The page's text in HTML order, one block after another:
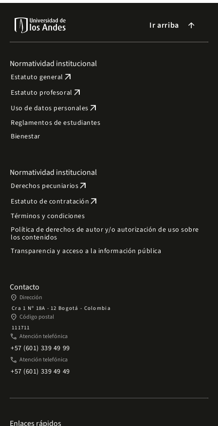
Ir arriba arrow_forward
Normatividad institucional
Estatuto general arrow_outward
Estatuto profesoral arrow_outward
Uso de datos personales arrow_outward
Reglamentos de estudiantes
Bienestar
Normatividad institucional
Derechos pecuniariosarrow_outward
Estatuto de contratación arrow_outward
Términos y condiciones
Política de derechos de autor y/o autorización de uso sobre
los contenidos
Transparencia y acceso a la información pública
Contacto
place Dirección
Cra 1 Nº 18A - 12 Bogotá - Colombia
place Código postal
111711
phone Atención telefónica
+57 (601) 339 49 99
phone Atención telefónica
+57 (601) 339 49 49
Enlaces rápidos